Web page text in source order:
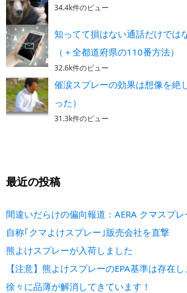
34.4k件のビュー
知ってて損はない通話だけでは
（＋全都道府県の110番方法）
32.6k件のビュー
催涙スプレーの効果は想像を絶
った）
31.3k件のビュー
最近の投稿
間違いだらけの偏向報道：AERA クマスプ
自称｢クマよけスプレー｣販売会社を直撃
熊よけスプレーが入荷しました
【注意】熊よけスプレーのEPA基準は存在
徐々に品薄が解消してきています！